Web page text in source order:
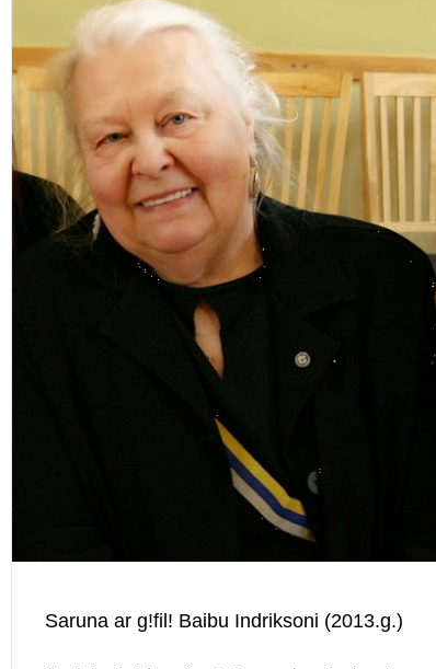
Saruna ar g!fil! Baibu Indriksoni (2013.g.)